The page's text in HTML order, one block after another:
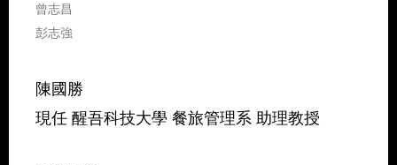
曾志昌
彭志強
陳國勝
現任 醒吾科技大學 餐旅管理系 助理教授